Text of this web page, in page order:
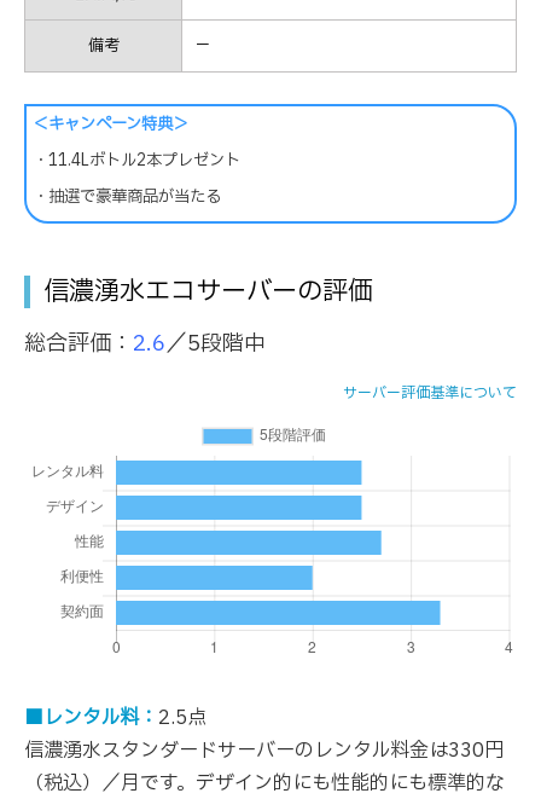
備考 －
＜キャンペーン特典＞
・11.4Lボトル2本プレゼント
・抽選で豪華商品が当たる
信濃湧水エコサーバーの評価
総合評価： 2.6／5段階中
サーバー評価基準について
■レンタル料： 2.5点
信濃湧水スタンダードサーバーのレンタル料金は330円
（税込）／月です。デザイン的にも性能的にも標準的な